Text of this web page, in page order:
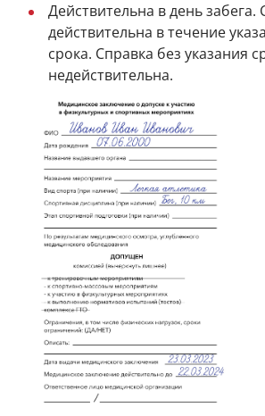
Действительна в день забега.
действительна в течение
срока. Справка без указания
недействительна.